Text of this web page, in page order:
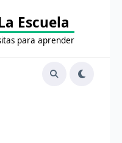
Escuela
para aprender